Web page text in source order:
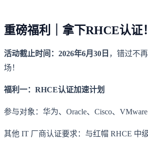
重磅福利｜拿下RHCE认证！
活动截止时间：2026年6月30日 ，错过不
场！
福利一：RHCE认证加速计划
参与对象：华为、Oracle、Cisco、
其他 IT 厂商认证要求：与红帽 RHCE 中